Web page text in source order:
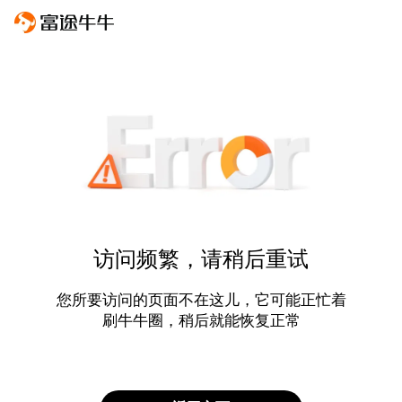
访问频繁，请稍后重试
您所要访问的页面不在这儿，它可能正忙着
刷牛牛圈，稍后就能恢复正常